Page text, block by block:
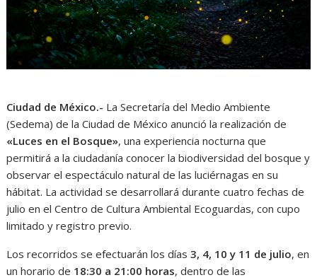
Ciudad de México.- La Secretaría del Medio Ambiente
(Sedema) de la Ciudad de México anunció la realización de
«Luces en el Bosque», una experiencia nocturna que
permitirá a la ciudadanía conocer la biodiversidad del bosque y
observar el espectáculo natural de las luciérnagas en su
hábitat. La actividad se desarrollará durante cuatro fechas de
julio en el Centro de Cultura Ambiental Ecoguardas, con cupo
limitado y registro previo.
Los recorridos se efectuarán los días3, 4, 10 y 11 de julio, en
un horario de 18:30 a 21:00 horas, dentro de las